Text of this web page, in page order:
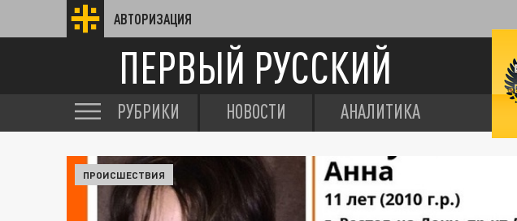
АВТОРИЗАЦИЯ
ПЕРВЫЙ РУССКИЙ
РУБРИКИ НОВОСТИ АНАЛИТИКА
ПРОИСШЕСТВИЯ